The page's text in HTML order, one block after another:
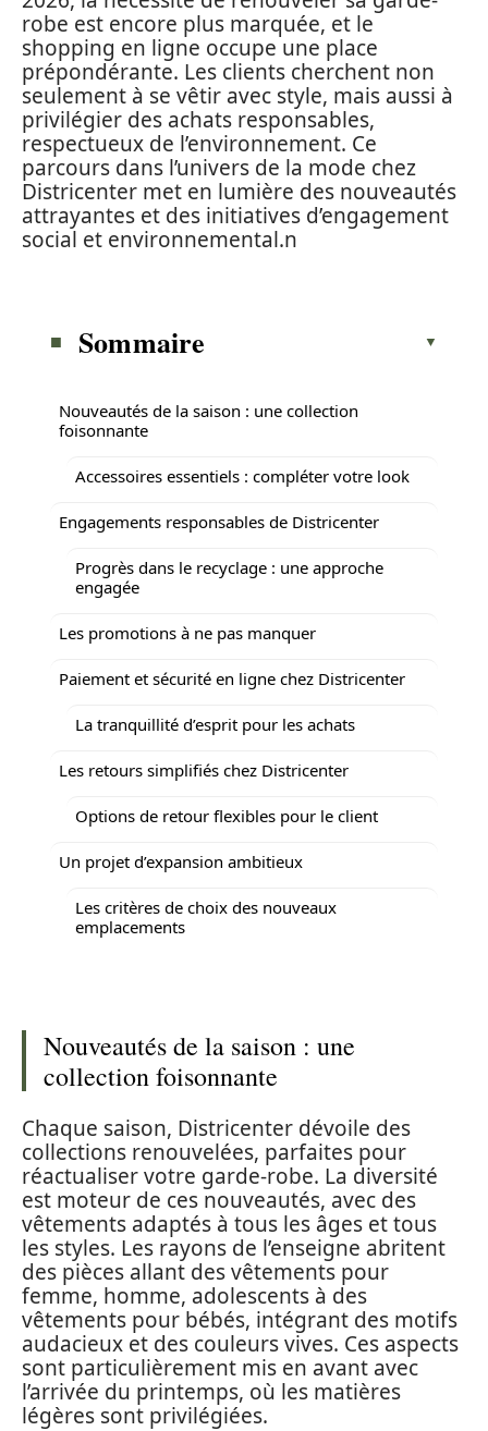
robe est encore plus marquée, et le
shopping en ligne occupe une place
prépondérante. Les clients cherchent non
seulement à se vêtir avec style, mais aussi à
privilégier des achats responsables,
respectueux de l’environnement. Ce
parcours dans l’univers de la mode chez
Districenter met en lumière des nouveautés
attrayantes et des initiatives d’engagement
social et environnemental.n
Sommaire
Nouveautés de la saison : une collection
foisonnante
Accessoires essentiels : compléter votre look
Engagements responsables de Districenter
Progrès dans le recyclage : une approche
engagée
Les promotions à ne pas manquer
Paiement et sécurité en ligne chez Districenter
La tranquillité d’esprit pour les achats
Les retours simplifiés chez Districenter
Options de retour flexibles pour le client
Un projet d’expansion ambitieux
Les critères de choix des nouveaux
emplacements
Nouveautés de la saison : une
collection foisonnante
Chaque saison, Districenter dévoile des
collections renouvelées, parfaites pour
réactualiser votre garde-robe. La diversité
est moteur de ces nouveautés, avec des
vêtements adaptés à tous les âges et tous
les styles. Les rayons de l’enseigne abritent
des pièces allant des vêtements pour
femme, homme, adolescents à des
vêtements pour bébés, intégrant des motifs
audacieux et des couleurs vives. Ces aspects
sont particulièrement mis en avant avec
l’arrivée du printemps, où les matières
légères sont privilégiées.